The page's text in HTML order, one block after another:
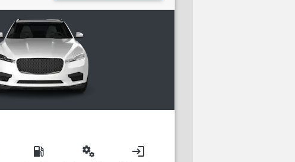
local_gas_station miscellaneous_services login